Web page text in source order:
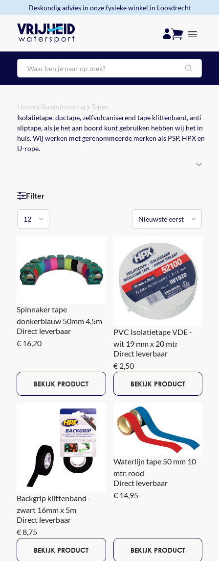
Deskundig advies in onze fysieke winkel in Loosdrecht
Zoeken
Home Bootuitrusting
Tapes
Isolatietape, ductape, zelfvulcaniserend tape klittenband, anti
sliptape, als je het aan boord kunt gebruiken hebben wij het in
huis. Wij werken met gerenommeerde merken als PSP, HPX en
U-rope.
Filter
Spinnaker tape
donkerblauw 50mm 4,5m
Direct leverbaar
€ 16,20
BEKIJK PRODUCT
PVC Isolatietape VDE -
wit 19 mm x 20 mtr
Direct leverbaar
€ 2,50
BEKIJK PRODUCT
Backgrip klittenband -
zwart 16mm x 5m
Direct leverbaar
€ 8,75
BEKIJK PRODUCT
Waterlijn tape 50 mm 10
mtr. rood
Direct leverbaar
€ 14,95
BEKIJK PRODUCT